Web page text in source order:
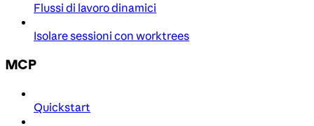
Flussi di lavoro dinamici
Isolare sessioni con worktrees
MCP
Quickstart